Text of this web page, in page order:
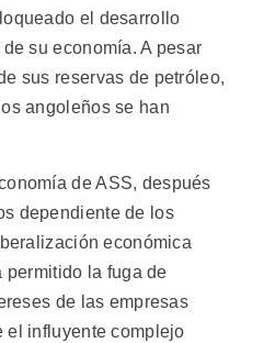
el desarrollo
su economía. A pesar
sus reservas de petróleo,
angoleños se han
de ASS, después
dependiente de los
económica
permitido la fuga de
de las empresas
el influyente complejo